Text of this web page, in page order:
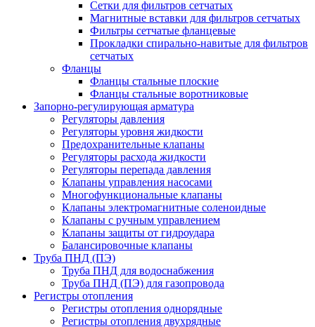
Сетки для фильтров сетчатых
Магнитные вставки для фильтров сетчатых
Фильтры сетчатые фланцевые
Прокладки спирально-навитые для фильтров
сетчатых
Фланцы
Фланцы стальные плоские
Фланцы стальные воротниковые
Запорно-регулирующая арматура
Регуляторы давления
Регуляторы уровня жидкости
Предохранительные клапаны
Регуляторы расхода жидкости
Регуляторы перепада давления
Клапаны управления насосами
Многофункциональные клапаны
Клапаны электромагнитные соленоидные
Клапаны с ручным управлением
Клапаны защиты от гидроудара
Балансировочные клапаны
Труба ПНД (ПЭ)
Труба ПНД для водоснабжения
Труба ПНД (ПЭ) для газопровода
Регистры отопления
Регистры отопления однорядные
Регистры отопления двухрядные